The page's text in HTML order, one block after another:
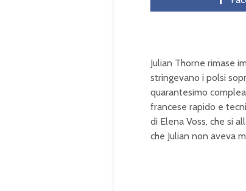
Julian Thorne rimase
stringevano i polsi
quarantesimo
francese rapido e
di Elena Voss, che si
che Julian non aveva